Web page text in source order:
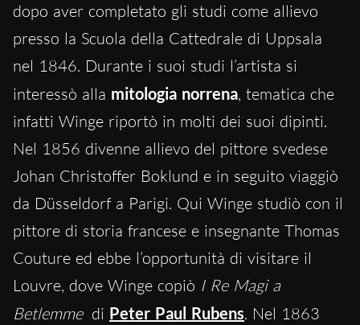
dopo aver completato gli studi come allievo
presso la Scuola della Cattedrale di Uppsala
nel 1846. Durante i suoi studi l’artista si
interessò alla mitologia norrena, tematica che
infatti Winge riportò in molti dei suoi dipinti.
Nel 1856 divenne allievo del pittore svedese
Johan Christoffer Boklund e in seguito viaggiò
da Düsseldorf a Parigi. Qui Winge studiò con il
pittore di storia francese e insegnante Thomas
Couture ed ebbe l’opportunità di visitare il
Louvre, dove Winge copiò I Re Magi a
Betlemme di Peter Paul Rubens. Nel 1863